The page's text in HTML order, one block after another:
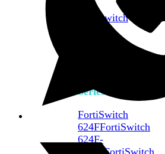
FortiSwitch
Series
FortiSwitch
624FFortiSwitch
624F-
FortiSwitch